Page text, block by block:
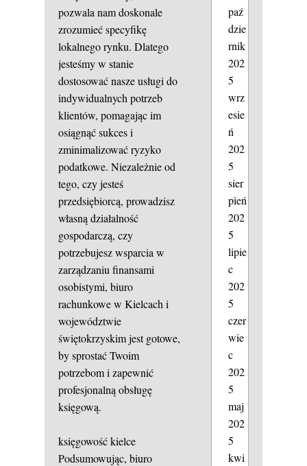
pozwala nam doskonale
zrozumieć specyfikę
lokalnego rynku. Dlatego
jesteśmy w stanie
dostosować nasze usługi do
indywidualnych potrzeb
klientów, pomagając im
osiągnąć sukces i
zminimalizować ryzyko
podatkowe. Niezależnie od
tego, czy jesteś
przedsiębiorcą, prowadzisz
własną działalność
gospodarczą, czy
potrzebujesz wsparcia w
zarządzaniu finansami
osobistymi, biuro
rachunkowe w Kielcach i
województwie
świętokrzyskim jest gotowe,
by sprostać Twoim
potrzebom i zapewnić
profesjonalną obsługę
księgową.
księgowość kielce
Podsumowując, biuro
paź
dzie
rnik
202
5
wrz
esie
ń
202
5
sier
pień
202
5
lipie
c
202
5
czer
wie
c
202
5
maj
202
5
kwi